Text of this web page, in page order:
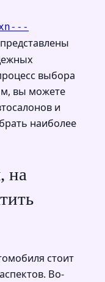
представлены
выбора
вы можете
и
наиболее
на
стоит
Во-